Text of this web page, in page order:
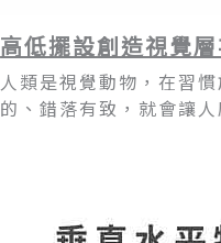
高低擺設創造視覺
人類是視覺動物，在習
的、錯落有致，就會讓